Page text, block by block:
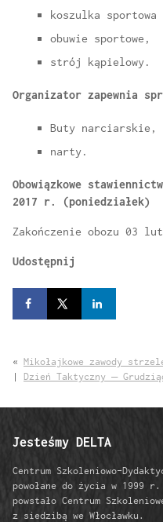
koszulka sportowa
obuwie sportowe,
strój kąpielowy.
Organizator zapewnia
Buty narciarskie,
narty.
Obowiązkowe
2017 r. (poniedziałek)
Zakończenie obozu 03
Udostępnij
« Mikołajkowe zawody
| Dzień Taktyczny –
Jesteśmy DELTA
Centrum Szkoleniowo-
powołane do życia w 1999
powstało Centrum
z siedzibą we Włocławku.